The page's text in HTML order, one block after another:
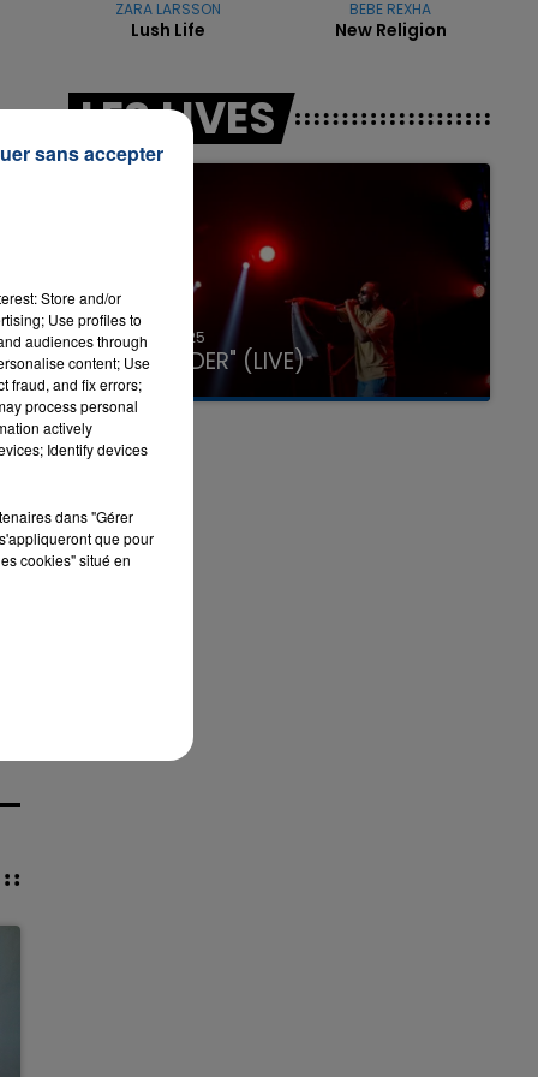
ZARA LARSSON
Lush Life
BEBE REXHA
New Religion
LES LIVES
31 janvier 2025
GIMS "SPIDER" (LIVE)
Store and/or
Use profiles to
audiences through
content; Use
fraud, and fix errors;
process personal
actively
Identify devices
dans "Gérer
que pour
cookies" situé en
sans accepter